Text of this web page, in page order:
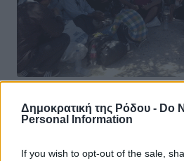
Δημοκρατική της Ρόδου - Do
Personal Information
If you wish to opt-out of the sale,
Εντοπίσθηκαν 50
περιοχή Κόβα-